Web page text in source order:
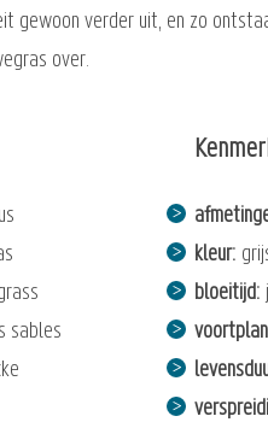
gewoon verder uit, en zo
over.
sables
kleur
bloeitijd